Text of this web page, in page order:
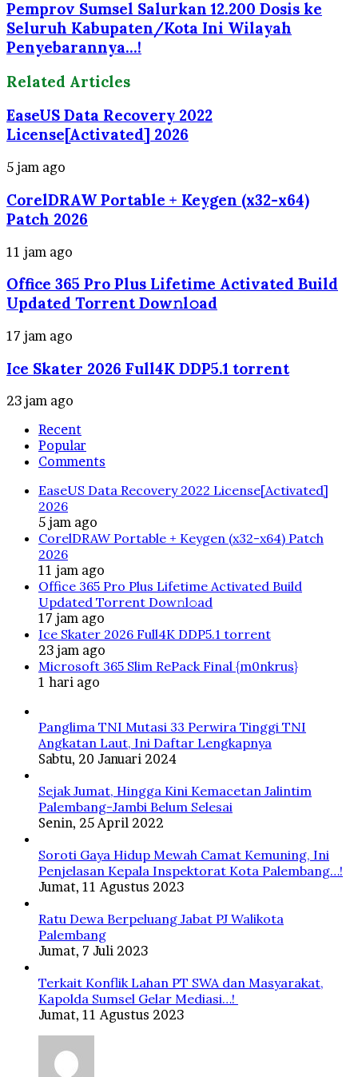
Pemprov Sumsel Salurkan 12.200 Dosis ke
Seluruh Kabupaten/Kota Ini Wilayah
Penyebarannya...!
Related Articles
EaseUS Data Recovery 2022
License[Activated] 2026
5 jam ago
CorelDRAW Portable + Keygen (x32-x64)
Patch 2026
11 jam ago
Office 365 Pro Plus Lifetime Activated Build
Updated Torrent Dow𝚗l𝚘аd
17 jam ago
Ice Skater 2026 Full4K DDP5.1 torrent
23 jam ago
Recent
Popular
Comments
EaseUS Data Recovery 2022 License[Activated]
2026
5 jam ago
CorelDRAW Portable + Keygen (x32-x64) Patch
2026
11 jam ago
Office 365 Pro Plus Lifetime Activated Build
Updated Torrent Dow𝚗l𝚘аd
17 jam ago
Ice Skater 2026 Full4K DDP5.1 torrent
23 jam ago
Microsoft 365 Slim RePack Final {m0nkrus}
1 hari ago
Panglima TNI Mutasi 33 Perwira Tinggi TNI
Angkatan Laut, Ini Daftar Lengkapnya
Sabtu, 20 Januari 2024
Sejak Jumat, Hingga Kini Kemacetan Jalintim
Palembang-Jambi Belum Selesai
Senin, 25 April 2022
Soroti Gaya Hidup Mewah Camat Kemuning, Ini
Penjelasan Kepala Inspektorat Kota Palembang…!
Jumat, 11 Agustus 2023
Ratu Dewa Berpeluang Jabat PJ Walikota
Palembang
Jumat, 7 Juli 2023
Terkait Konflik Lahan PT SWA dan Masyarakat,
Kapolda Sumsel Gelar Mediasi…!
Jumat, 11 Agustus 2023